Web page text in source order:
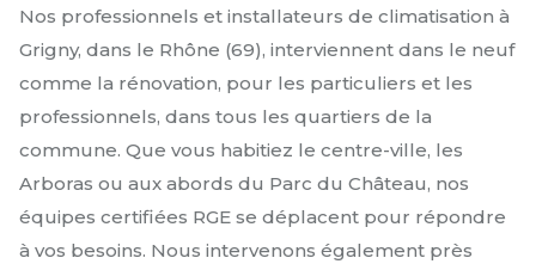
Nos professionnels et installateurs de climatisation à
Grigny, dans le Rhône (69), interviennent dans le neuf
comme la rénovation, pour les particuliers et les
professionnels, dans tous les quartiers de la
commune. Que vous habitiez le centre-ville, les
Arboras ou aux abords du Parc du Château, nos
équipes certifiées RGE se déplacent pour répondre
à vos besoins. Nous intervenons également près